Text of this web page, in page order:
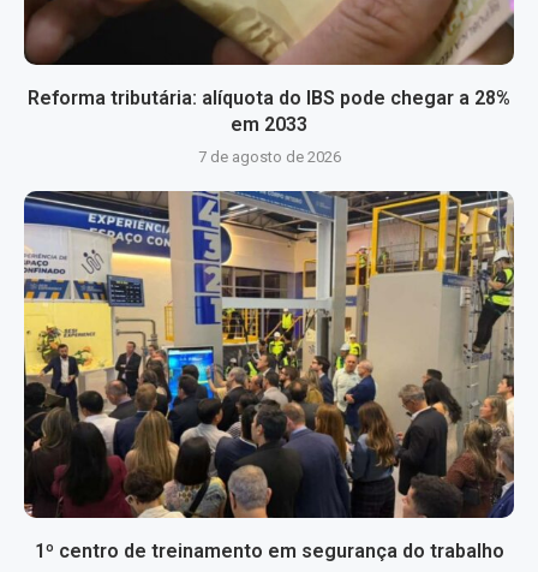
Reforma tributária: alíquota do IBS pode chegar a 28%
em 2033
7 de agosto de 2026
1º centro de treinamento em segurança do trabalho